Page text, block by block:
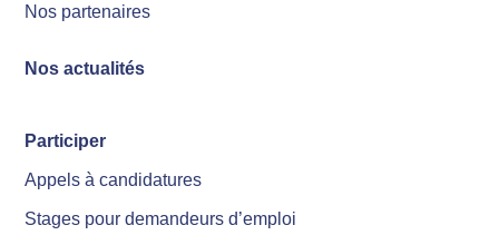
Nos partenaires
Nos actualités
Participer
Appels à candidatures
Stages pour demandeurs d’emploi